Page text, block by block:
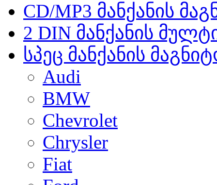
CD/MP3 მანქანის
2 DIN მანქანის
სპეც მანქანის
Audi
BMW
Chevrolet
Chrysler
Fiat